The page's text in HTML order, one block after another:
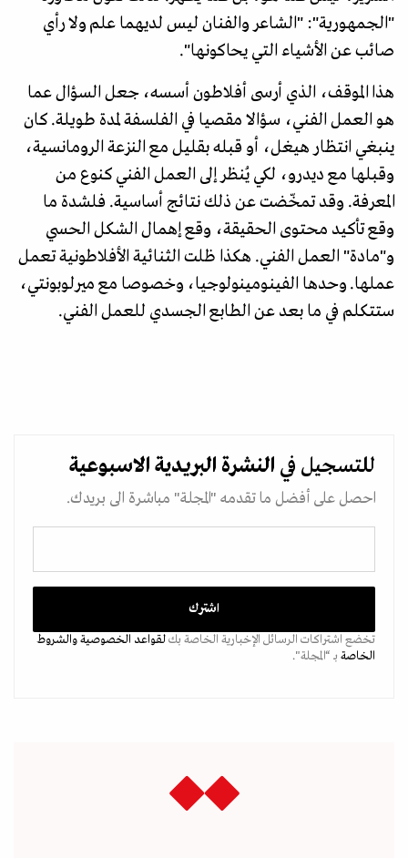
"الجمهورية": "الشاعر والفنان ليس لديهما علم ولا رأي
صائب عن الأشياء التي يحاكونها".
هذا الموقف، الذي أرسى أفلاطون أسسه، جعل السؤال عما
هو العمل الفني، سؤالا مقصيا في الفلسفة لمدة طويلة. كان
ينبغي انتظار هيغل، أو قبله بقليل مع النزعة الرومانسية،
وقبلها مع ديدرو، لكي يُنظر إلى العمل الفني كنوع من
المعرفة. وقد تمخّضت عن ذلك نتائج أساسية. فلشدة ما
وقع تأكيد محتوى الحقيقة، وقع إهمال الشكل الحسي
و"مادة" العمل الفني. هكذا ظلت الثنائية الأفلاطونية تعمل
عملها. وحدها الفينومينولوجيا، وخصوصا مع ميرلوبونتي،
ستتكلم في ما بعد عن الطابع الجسدي للعمل الفني.
للتسجيل في النشرة البريدية الاسبوعية
احصل على أفضل ما تقدمه "المجلة" مباشرة الى بريدك.
تخضع اشتراكات الرسائل الإخبارية الخاصة بكلقواعد الخصوصيةوالشروط
الخاصة بـ “المجلة".